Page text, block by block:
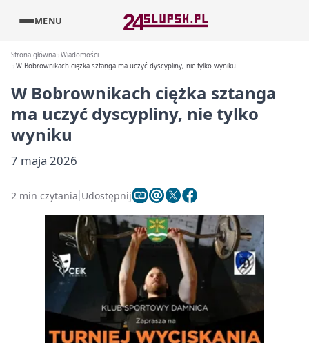
MENU
Strona główna Wiadomości
W Bobrownikach ciężka sztanga ma uczyć dyscypliny, nie tylko wyniku
W Bobrownikach ciężka sztanga
ma uczyć dyscypliny, nie tylko
wyniku
7 maja 2026
2 min czytania Udostępnij